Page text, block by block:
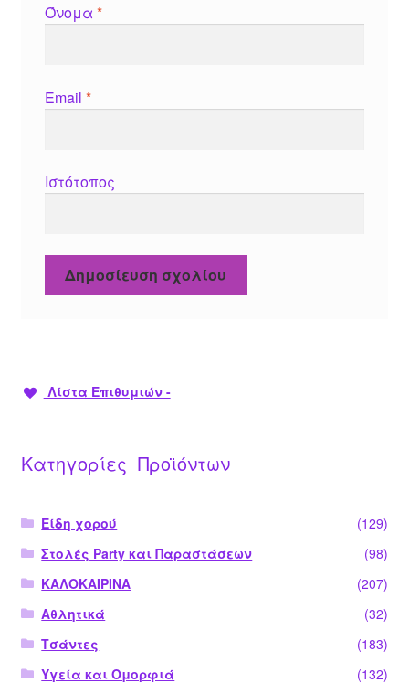
Όνομα *
Email *
Ιστότοπος
Λίστα Επιθυμιών -
Κατηγορίες Προϊόντων
Είδη χορού
(129)
Στολές Party και Παραστάσεων
(98)
ΚΑΛΟΚΑΙΡΙΝΑ
(207)
Αθλητικά
(32)
Τσάντες
(183)
Υγεία και Ομορφιά
(132)